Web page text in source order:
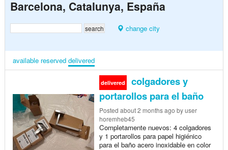
Barcelona, Catalunya, España
change city
available reserved delivered
delivered
colgadores y
portarollos para el baño
Posted about 2 months ago by user
horemheb45
Completamente nuevos: 4 colgadores
y 1 portarollos para papel higiénico
para el baño acero inoxidable en color